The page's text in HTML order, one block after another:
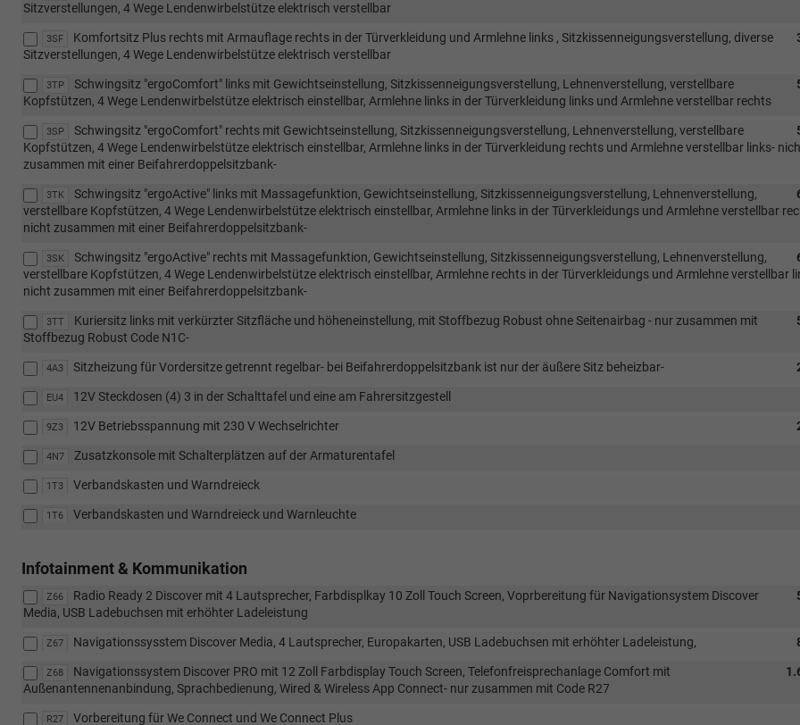
Sitzverstellungen, 4 Wege Lendenwirbelstütze elektrisch verstellbar
3SF
Komfortsitz Plus rechts mit Armauflage rechts in der Türverkleidung und Armlehne links , Sitzkissenneigungsverstellung, diverse
Sitzverstellungen, 4 Wege Lendenwirbelstütze elektrisch verstellbar
3TP
Schwingsitz "ergoComfort" links mit Gewichtseinstellung, Sitzkissenneigungsverstellung, Lehnenverstellung, verstellbare
Kopfstützen, 4 Wege Lendenwirbelstütze elektrisch einstellbar, Armlehne links in der Türverkleidung links und Armlehne verstellbar rechts
3SP
Schwingsitz "ergoComfort" rechts mit Gewichtseinstellung, Sitzkissenneigungsverstellung, Lehnenverstellung, verstellbare
Kopfstützen, 4 Wege Lendenwirbelstütze elektrisch einstellbar, Armlehne links in der Türverkleidung rechts und Armlehne verstellbar links-
zusammen mit einer Beifahrerdoppelsitzbank-
3TK
Schwingsitz "ergoActive" links mit Massagefunktion, Gewichtseinstellung, Sitzkissenneigungsverstellung, Lehnenverstellung,
verstellbare Kopfstützen, 4 Wege Lendenwirbelstütze elektrisch einstellbar, Armlehne links in der Türverkleidungs und Armlehne verstellbar
nicht zusammen mit einer Beifahrerdoppelsitzbank-
3SK
Schwingsitz "ergoActive" rechts mit Massagefunktion, Gewichtseinstellung, Sitzkissenneigungsverstellung, Lehnenverstellung,
verstellbare Kopfstützen, 4 Wege Lendenwirbelstütze elektrisch einstellbar, Armlehne rechts in der Türverkleidungs und Armlehne verstellbar
nicht zusammen mit einer Beifahrerdoppelsitzbank-
3TT
Kuriersitz links mit verkürzter Sitzfläche und höheneinstellung, mit Stoffbezug Robust ohne Seitenairbag - nur zusammen mit
Stoffbezug Robust Code N1C-
4A3 Sitzheizung für Vordersitze getrennt regelbar- bei Beifahrerdoppelsitzbank ist nur der äußere Sitz beheizbar-
EU4 12V Steckdosen (4) 3 in der Schalttafel und eine am Fahrersitzgestell
9Z3 12V Betriebsspannung mit 230 V Wechselrichter
4N7 Zusatzkonsole mit Schalterplätzen auf der Armaturentafel
1T3 Verbandskasten und Warndreieck
1T6 Verbandskasten und Warndreieck und Warnleuchte
Infotainment & Kommunikation
Z66
Radio Ready 2 Discover mit 4 Lautsprecher, Farbdisplkay 10 Zoll Touch Screen, Voprbereitung für Navigationsystem Discover
Media, USB Ladebuchsen mit erhöhter Ladeleistung
Z67 Navigationssysstem Discover Media, 4 Lautsprecher, Europakarten, USB Ladebuchsen mit erhöhter Ladeleistung,
Z68
Navigationssystem Discover PRO mit 12 Zoll Farbdisplay Touch Screen, Telefonfreisprechanlage Comfort mit
Außenantennenanbindung, Sprachbedienung, Wired & Wireless App Connect- nur zusammen mit Code R27
R27 Vorbereitung für We Connect und We Connect Plus